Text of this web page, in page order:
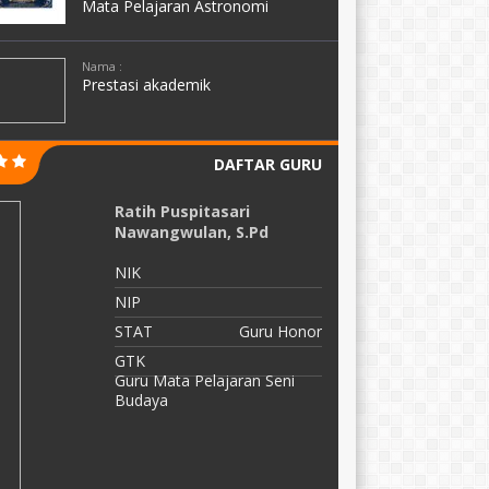
Mata Pelajaran Astronomi
Nama :
Prestasi akademik
DAFTAR GURU
Tera Ferita Asteria, S.Si
NIP
STAT
GTK
Guru Mata Pelajaran Fisika